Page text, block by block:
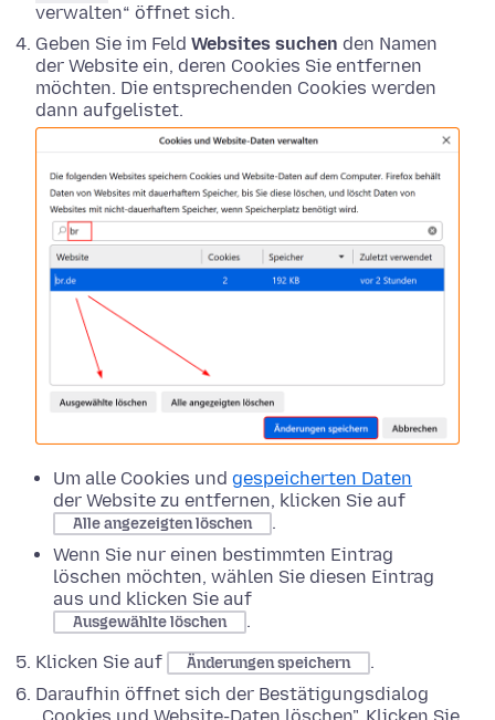
verwalten“ öffnet sich.
Geben Sie im Feld Websites suchen den Namen
der Website ein, deren Cookies Sie entfernen
möchten. Die entsprechenden Cookies werden
dann aufgelistet.
Um alle Cookies und gespeicherten Daten
der Website zu entfernen, klicken Sie auf
Alle angezeigten löschen
.
Wenn Sie nur einen bestimmten Eintrag
löschen möchten, wählen Sie diesen Eintrag
aus und klicken Sie auf
Ausgewählte löschen
.
Klicken Sie auf
Änderungen speichern
.
Daraufhin öffnet sich der Bestätigungsdialog
„Cookies und Website-Daten löschen". Klicken Sie